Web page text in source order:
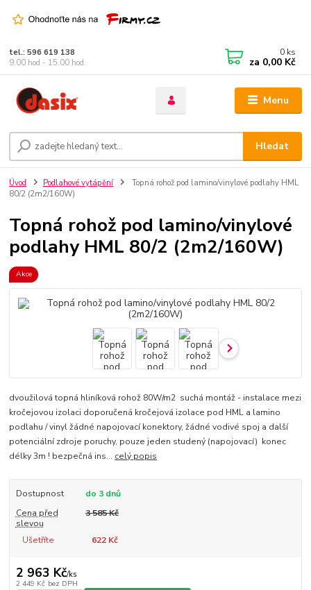
Menu
Hledat
tel.: 596 619 138
9.00 hod - 15.00 hod.
0 ks
za 0,00 Kč
Úvod Podlahové vytápění
Topná rohož pod lamino/vinylové podlahy HML
80/2 (2m2/160W)
Topná rohož pod lamino/vinylové
podlahy HML 80/2 (2m2/160W)
Akce
dvoužilová topná hliníková rohož 80W/m2 suchá montáž - instalace mezi
kročejovou izolaci doporučená kročejová izolace pod HML a lamino
podlahu / vinyl žádné napojovací konektory, žádné vodivé spoj a další
potenciální zdroje poruchy, pouze jeden studený (napojovací) konec
délky 3m ! bezpečná ins... celý popis
Dostupnost
do 3 dnů
Cena před
slevou
3 585 Kč
Ušetříte 622 Kč
2 963 Kč/ks
2 449 Kč bez DPH